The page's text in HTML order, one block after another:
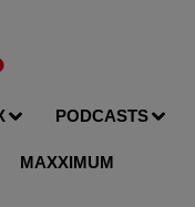
PODCASTS
MAXXIMUM